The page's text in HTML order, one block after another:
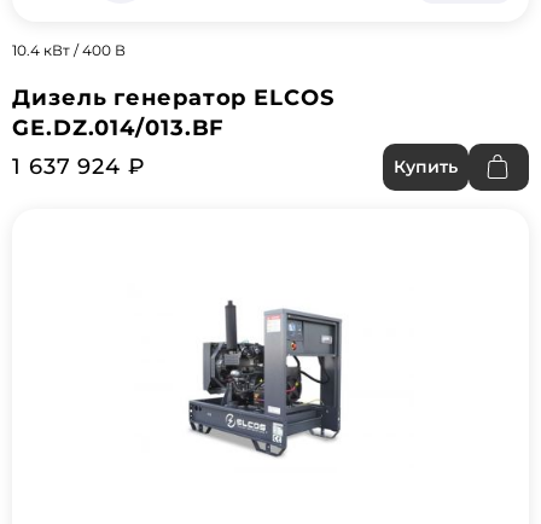
10.4 кВт / 400 В
Дизель генератор ELCOS
GE.DZ.014/013.BF
1 637 924 ₽
Купить